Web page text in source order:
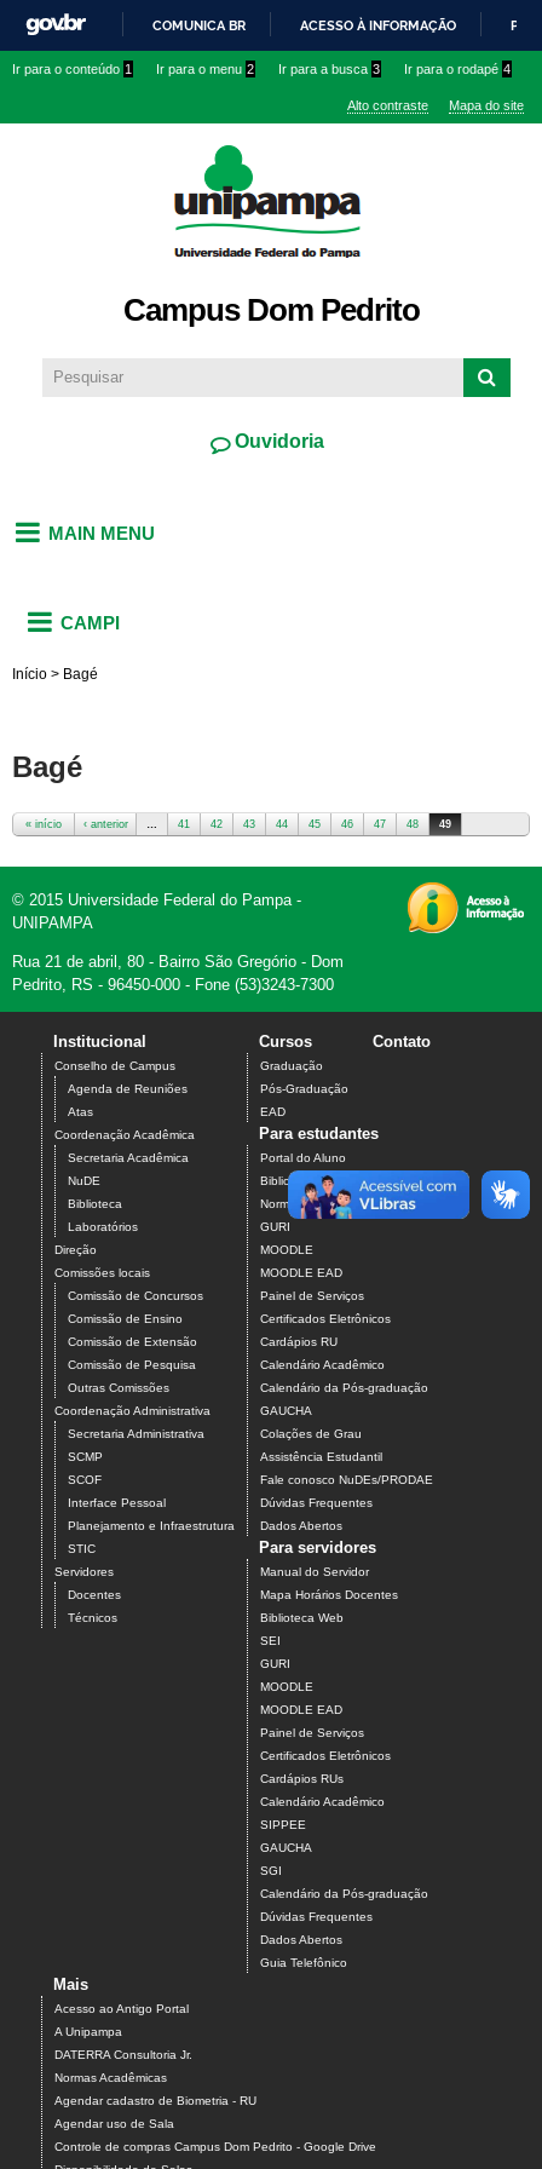
conteúdo
IR
O
COMUNICA BR ACESSO À INFORMAÇÃO
Ir para o conteúdo 1 Ir para o menu 2 Ir para a busca 3 Ir para o rodapé 4
Alto contraste Mapa do site
Campus Dom Pedrito
Ouvidoria
MAIN MENU
CAMPI
Início > Bagé
Bagé
« início ‹ anterior … 41 42 43 44 45 46 47 48 49
© 2015 Universidade Federal do Pampa -
UNIPAMPA
Rua 21 de abril, 80 - Bairro São Gregório - Dom
Pedrito, RS - 96450-000 - Fone (53)3243-7300
Institucional
Conselho de Campus
Agenda de Reuniões
Atas
Coordenação Acadêmica
Secretaria Acadêmica
NuDE
Biblioteca
Laboratórios
Direção
Comissões locais
Comissão de Concursos
Comissão de Ensino
Comissão de Extensão
Comissão de Pesquisa
Outras Comissões
Coordenação Administrativa
Secretaria Administrativa
SCMP
SCOF
Interface Pessoal
Planejamento e Infraestrutura
STIC
Servidores
Docentes
Técnicos
Cursos
Graduação
Pós-Graduação
EAD
Contato
Para estudantes
Portal do Aluno
Biblioteca Web
Normalização de Trabalhos
GURI
MOODLE
MOODLE EAD
Painel de Serviços
Certificados Eletrônicos
Cardápios RU
Calendário Acadêmico
Calendário da Pós-graduação
GAUCHA
Colações de Grau
Assistência Estudantil
Fale conosco NuDEs/PRODAE
Dúvidas Frequentes
Dados Abertos
Para servidores
Manual do Servidor
Mapa Horários Docentes
Biblioteca Web
SEI
GURI
MOODLE
MOODLE EAD
Painel de Serviços
Certificados Eletrônicos
Cardápios RUs
Calendário Acadêmico
SIPPEE
GAUCHA
SGI
Calendário da Pós-graduação
Dúvidas Frequentes
Dados Abertos
Guia Telefônico
Mais
Acesso ao Antigo Portal
A Unipampa
DATERRA Consultoria Jr.
Normas Acadêmicas
Agendar cadastro de Biometria - RU
Agendar uso de Sala
Controle de compras Campus Dom Pedrito - Google Drive